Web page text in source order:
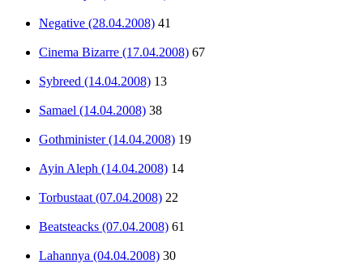
Negative (28.04.2008) 41
Cinema Bizarre (17.04.2008) 67
Sybreed (14.04.2008) 13
Samael (14.04.2008) 38
Gothminister (14.04.2008) 19
Ayin Aleph (14.04.2008) 14
Torbustaat (07.04.2008) 22
Beatsteacks (07.04.2008) 61
Lahannya (04.04.2008) 30